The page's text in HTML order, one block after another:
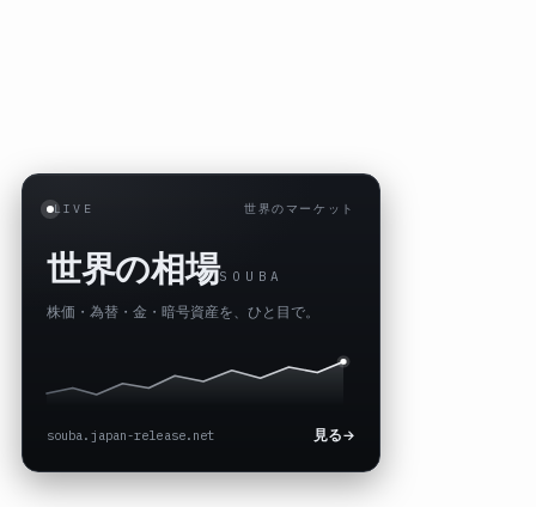
LIVE 世界のマーケット
世界の相場SOUBA
株価・為替・金・暗号資産を、ひと目で。
souba.japan-release.net 見る→